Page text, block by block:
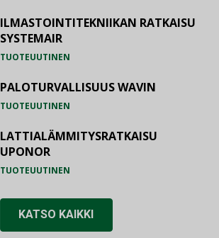
ILMASTOINTITEKNIIKAN RATKAISU
SYSTEMAIR
TUOTEUUTINEN
PALOTURVALLISUUS WAVIN
TUOTEUUTINEN
LATTIALÄMMITYSRATKAISU
UPONOR
TUOTEUUTINEN
KATSO KAIKKI